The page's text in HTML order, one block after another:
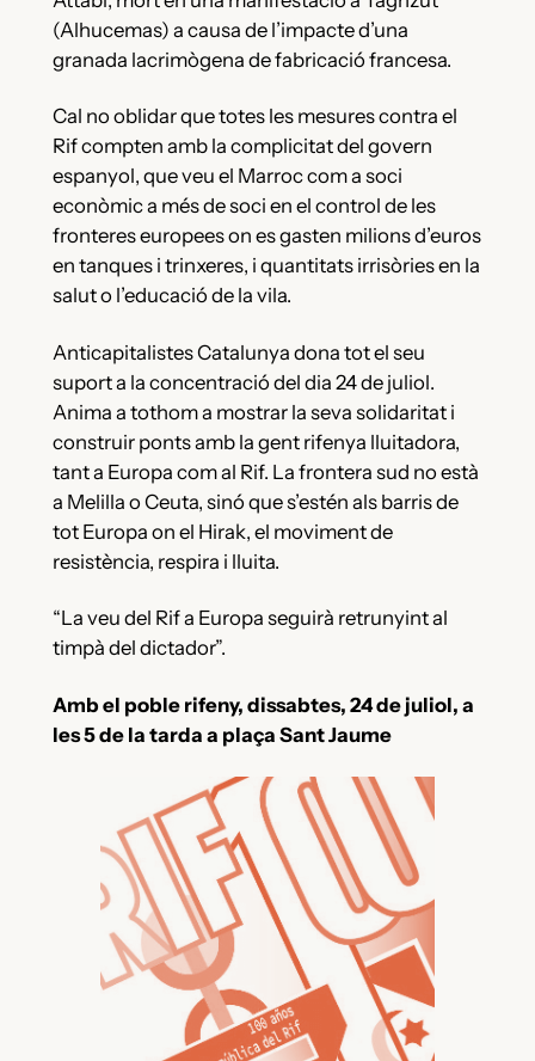
(Alhucemas) a causa de l’impacte d’una
granada lacrimògena de fabricació francesa.
Cal no oblidar que totes les mesures contra el
Rif compten amb la complicitat del govern
espanyol, que veu el Marroc com a soci
econòmic a més de soci en el control de les
fronteres europees on es gasten milions d’euros
en tanques i trinxeres, i quantitats irrisòries en la
salut o l’educació de la vila.
Anticapitalistes Catalunya dona tot el seu
suport a la concentració del dia 24 de juliol.
Anima a tothom a mostrar la seva solidaritat i
construir ponts amb la gent rifenya lluitadora,
tant a Europa com al Rif. La frontera sud no està
a Melilla o Ceuta, sinó que s’estén als barris de
tot Europa on el Hirak, el moviment de
resistència, respira i lluita.
“La veu del Rif a Europa seguirà retrunyint al
timpà del dictador”.
Amb el poble rifeny, dissabtes, 24 de juliol, a
les 5 de la tarda a plaça Sant Jaume